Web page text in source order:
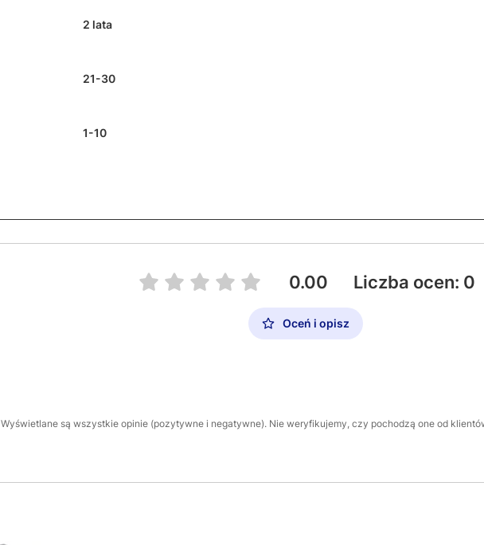
2 lata
21-30
1-10
0.00 Liczba ocen: 0
Oceń i opisz
Wyświetlane są wszystkie opinie (pozytywne i negatywne). Nie weryfikujemy, czy pochodzą one od